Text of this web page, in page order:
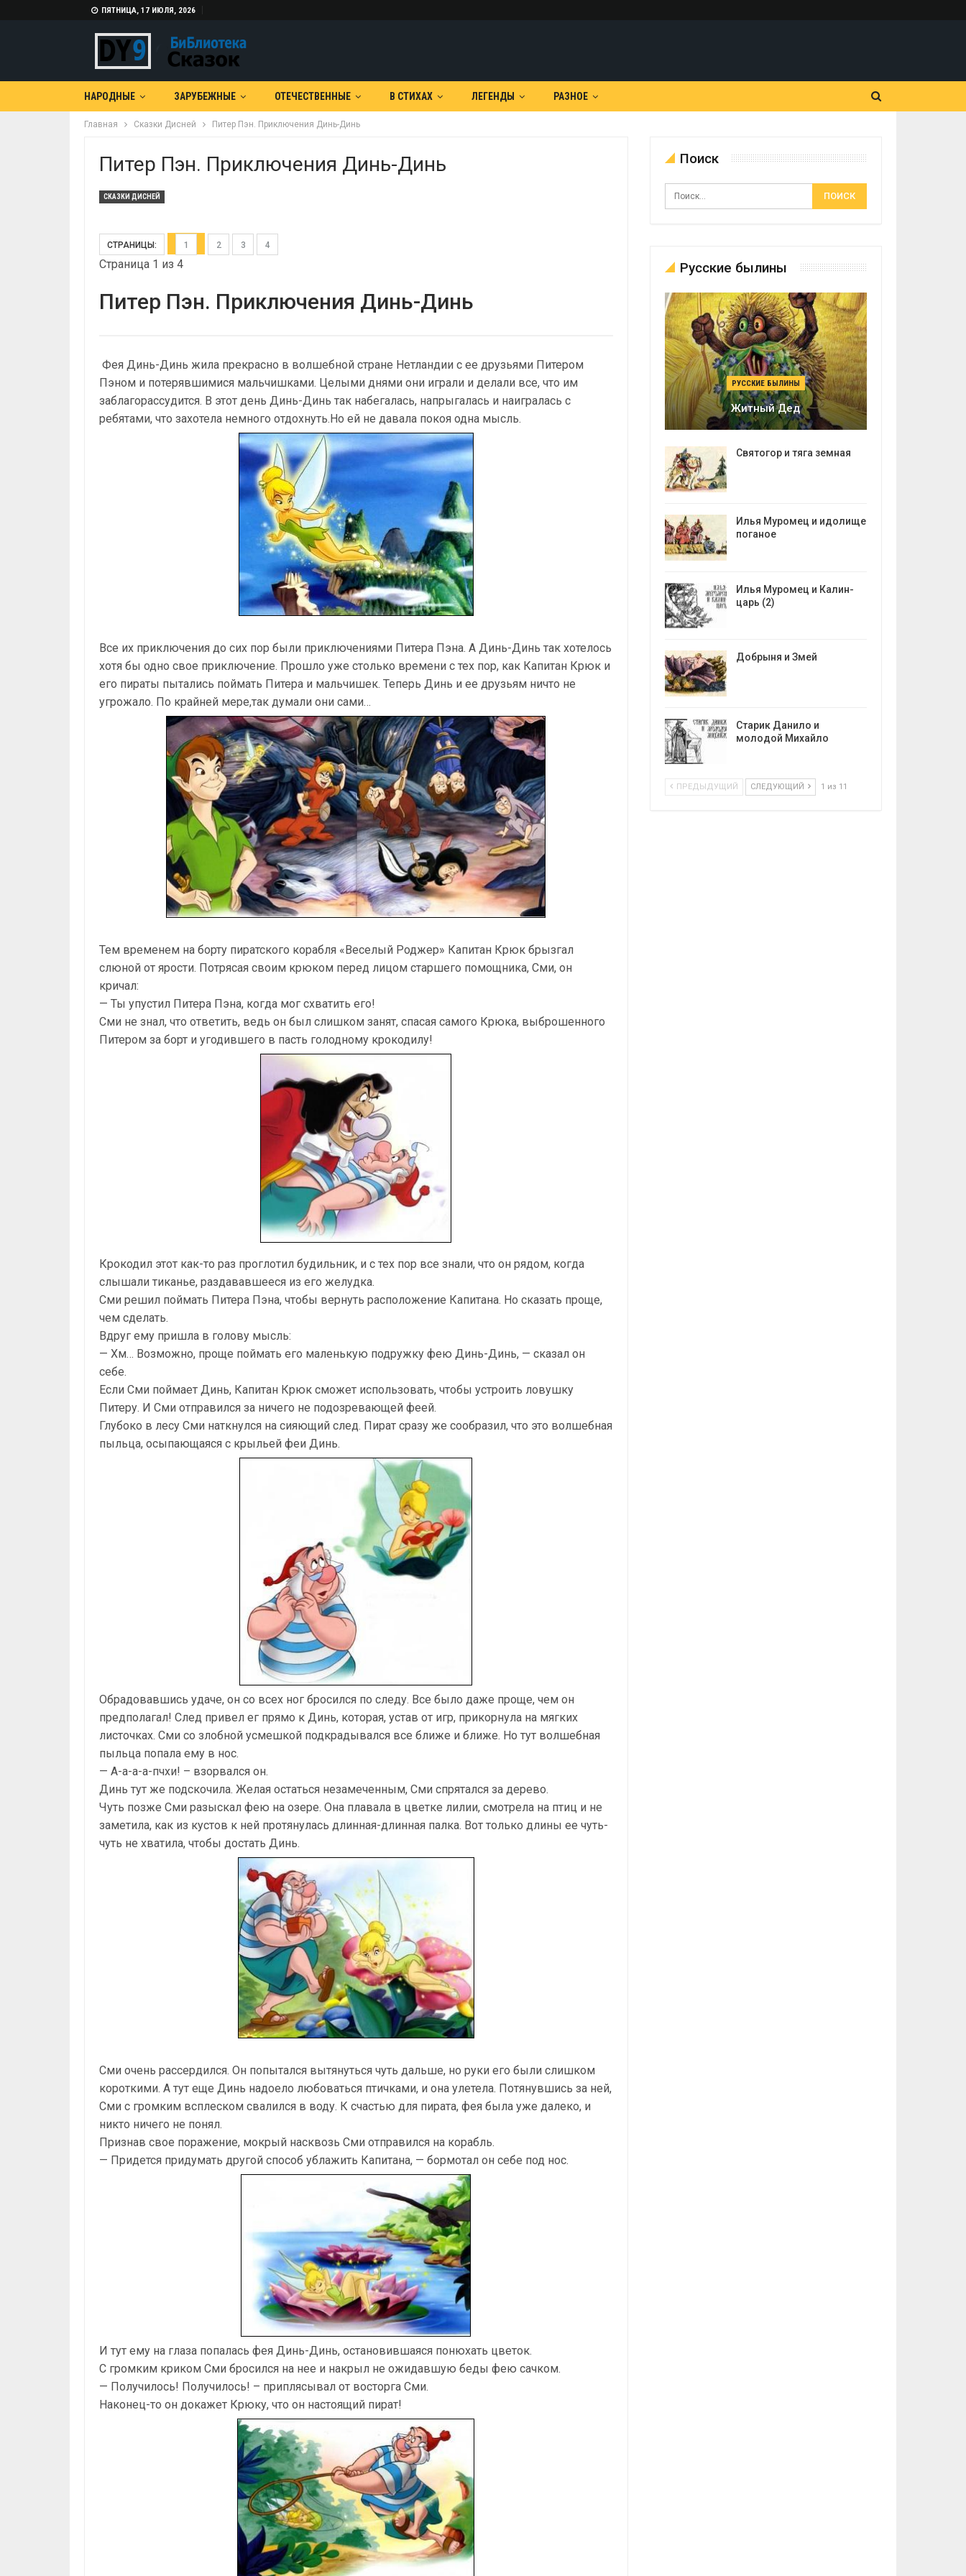
ПЯТНИЦА, 17 ИЮЛЯ, 2026
НАРОДНЫЕ ЗАРУБЕЖНЫЕ ОТЕЧЕСТВЕННЫЕ В СТИХАХ ЛЕГЕНДЫ РАЗНОЕ
Главная Сказки Дисней Питер Пэн. Приключения Динь-Динь
Питер Пэн. Приключения Динь-Динь
СКАЗКИ ДИСНЕЙ
СТРАНИЦЫ: 1 2 3 4
Страница 1 из 4
Питер Пэн. Приключения Динь-Динь
Фея Динь-Динь жила прекрасно в волшебной стране Нетландии с ее друзьями Питером
Пэном и потерявшимися мальчишками. Целыми днями они играли и делали все, что им
заблагорассудится. В этот день Динь-Динь так набегалась, напрыгалась и наигралась с
ребятами, что захотела немного отдохнуть.Но ей не давала покоя одна мысль.
Все их приключения до сих пор были приключениями Питера Пэна. А Динь-Динь так хотелось
хотя бы одно свое приключение. Прошло уже столько времени с тех пор, как Капитан Крюк и
его пираты пытались поймать Питера и мальчишек. Теперь Динь и ее друзьям ничто не
угрожало. По крайней мере,так думали они сами…
Тем временем на борту пиратского корабля «Веселый Роджер» Капитан Крюк брызгал
слюной от ярости. Потрясая своим крюком перед лицом старшего помощника, Сми, он
кричал:
— Ты упустил Питера Пэна, когда мог схватить его!
Сми не знал, что ответить, ведь он был слишком занят, спасая самого Крюка, выброшенного
Питером за борт и угодившего в пасть голодному крокодилу!
Крокодил этот как-то раз проглотил будильник, и с тех пор все знали, что он рядом, когда
слышали тиканье, раздававшееся из его желудка.
Сми решил поймать Питера Пэна, чтобы вернуть расположение Капитана. Но сказать проще,
чем сделать.
Вдруг ему пришла в голову мысль:
— Хм… Возможно, проще поймать его маленькую подружку фею Динь-Динь, — сказал он
себе.
Если Сми поймает Динь, Капитан Крюк сможет использовать, чтобы устроить ловушку
Питеру. И Сми отправился за ничего не подозревающей феей.
Глубоко в лесу Сми наткнулся на сияющий след. Пират сразу же сообразил, что это волшебная
пыльца, осыпающаяся с крыльей феи Динь.
Обрадовавшись удаче, он со всех ног бросился по следу. Все было даже проще, чем он
предполагал! След привел ег прямо к Динь, которая, устав от игр, прикорнула на мягких
листочках. Сми со злобной усмешкой подкрадывался все ближе и ближе. Но тут волшебная
пыльца попала ему в нос.
— А-а-а-а-пчхи! – взорвался он.
Динь тут же подскочила. Желая остаться незамеченным, Сми спрятался за дерево.
Чуть позже Сми разыскал фею на озере. Она плавала в цветке лилии, смотрела на птиц и не
заметила, как из кустов к ней протянулась длинная-длинная палка. Вот только длины ее чуть-
чуть не хватила, чтобы достать Динь.
Сми очень рассердился. Он попытался вытянуться чуть дальше, но руки его были слишком
короткими. А тут еще Динь надоело любоваться птичками, и она улетела. Потянувшись за ней,
Сми с громким всплеском свалился в воду. К счастью для пирата, фея была уже далеко, и
никто ничего не понял.
Признав свое поражение, мокрый насквозь Сми отправился на корабль.
— Придется придумать другой способ ублажить Капитана, — бормотал он себе под нос.
И тут ему на глаза попалась фея Динь-Динь, остановившаяся понюхать цветок.
С громким криком Сми бросился на нее и накрыл не ожидавшую беды фею сачком.
— Получилось! Получилось! – приплясывал от восторга Сми.
Наконец-то он докажет Крюку, что он настоящий пират!
Поиск
Русские былины
РУССКИЕ БЫЛИНЫ
Житный Дед
Святогор и тяга земная
Илья Муромец и идолище
поганое
Илья Муромец и Калин-
царь (2)
Добрыня и Змей
Старик Данило и
молодой Михайло
ПРЕДЫДУЩИЙ СЛЕДУЮЩИЙ 1 из 11